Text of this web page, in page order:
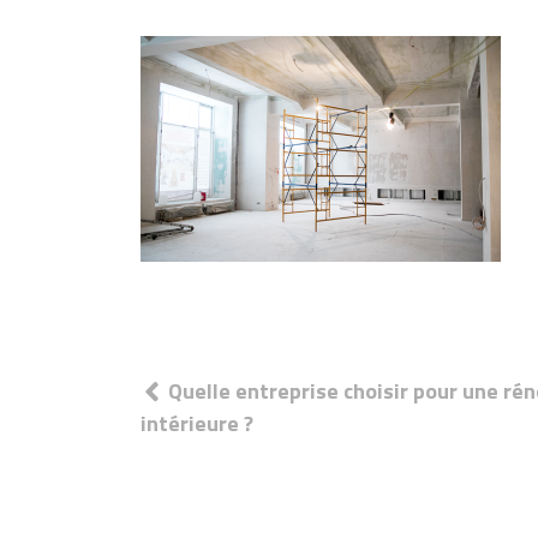
Navigation
deQuelle entreprise choisir pour une
intérieure ?